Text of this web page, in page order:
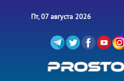
Пт, 07 августа 2026